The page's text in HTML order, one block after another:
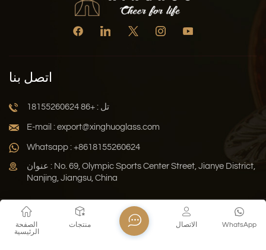
اتصل بنا
تل : +86 18155260624
E-mail : export@xinghuoglass.com
Whatsapp : +8618155260624
عنوان : No. 69, Olympic Sports Center Street, Jianye District,
Nanjing, Jiangsu, China
Xml سياسة الخصوصية المدونة
خريطة الموقع
حقوق النشر © 2026 Jiangsu Xinghuo Technology Co., Ltd. جميع
الصفحة
الرئيسية
منتجات WhatsApp الاتصال